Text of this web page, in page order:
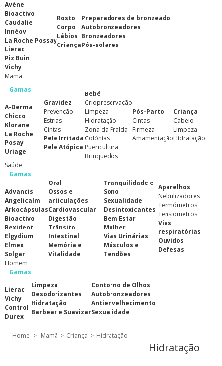
Avène
Bioactivo
Caudalie
Innéov
La Roche Possay
Lierac
Piz Buin
Vichy
Rosto
Corpo
Lábios
Criança
Preparadores de bronzeado
Autobronzeadores
Bronzeadores
Pós-solares
Mamã
Gamas
A-Derma
Chicco
Klorane
La Roche
Posay
Uriage
Gravidez
Prevenção
Estrias
Cintas
Pele Irritada
Pele Atópica
Bebé
Criopreservação
Limpeza
Hidratação
Zona da Fralda
Colónias
Puericultura
Brinquedos
Pós-Parto
Cintas
Firmeza
Amamentação
Criança
Cabelo
Limpeza
Hidratação
Saúde
Gamas
Advancis
Angelicalm
Arkocápsulas
Bioactivo
Bexident
Elgydium
Elmex
Solgar
Oral
Ossos e
articulações
Cardiovascular
Digestão
Trânsito
Intestinal
Memória e
Vitalidade
Tranquilidade e
Sono
Sexualidade
Desintoxicantes
Bem Estar
Mulher
Vias Urinárias
Músculos e
Tendões
Aparelhos
Nebulizadores
Termómetros
Tensiometros
Vias
respiratórias
Ouvidos
Defesas
Homem
Gamas
Lierac
Vichy
Control
Durex
Limpeza
Desodorizantes
Hidratação
Barbear e Suavizar
Contorno de Olhos
Autobronzeadores
Antienvelhecimento
Sexualidade
Home > Mamã > Criança > Hidratação
Hidratação